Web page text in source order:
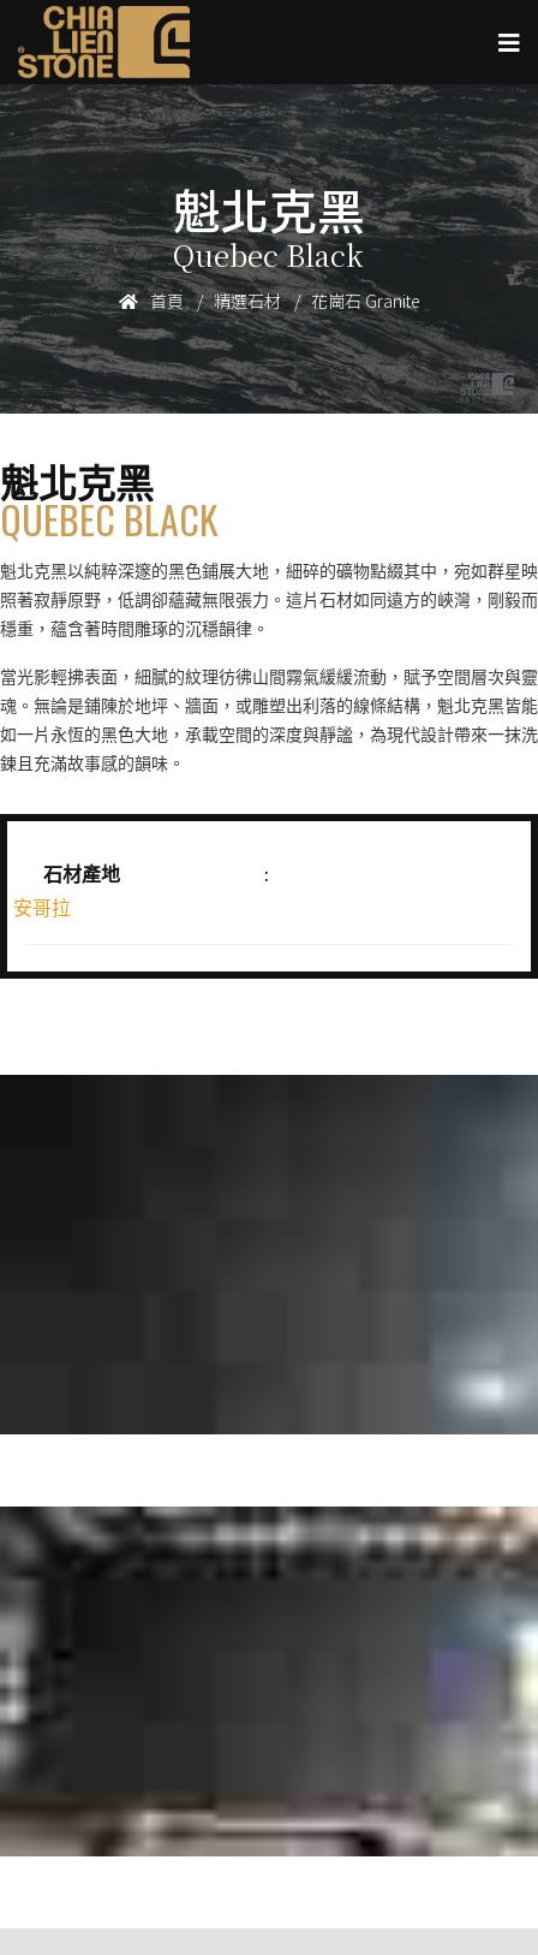
魁北克黑
Quebec Black
首頁 精選石材 花崗石 Granite
魁北克黑
QUEBEC BLACK
魁北克黑以純粹深邃的黑色鋪展大地，細碎的礦物點綴其中，宛如群星映
照著寂靜原野，低調卻蘊藏無限張力。這片石材如同遠方的峽灣，剛毅而
穩重，蘊含著時間雕琢的沉穩韻律。
當光影輕拂表面，細膩的紋理彷彿山間霧氣緩緩流動，賦予空間層次與靈
魂。無論是鋪陳於地坪、牆面，或雕塑出利落的線條結構，魁北克黑皆能
如一片永恆的黑色大地，承載空間的深度與靜謐，為現代設計帶來一抹洗
鍊且充滿故事感的韻味。
石材產地
:
安哥拉